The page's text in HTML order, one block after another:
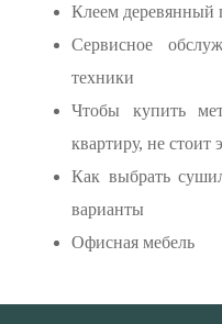
Клеем деревянный
Сервисное
техники
Чтобы купить
квартиру, не стоит
Как выбрать
варианты
Офисная мебель